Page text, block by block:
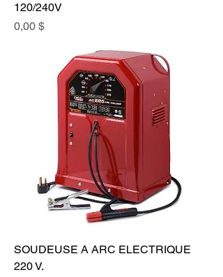
120/240V
Prix
0,00 $
SOUDEUSE A ARC ELECTRIQUE
220 V.